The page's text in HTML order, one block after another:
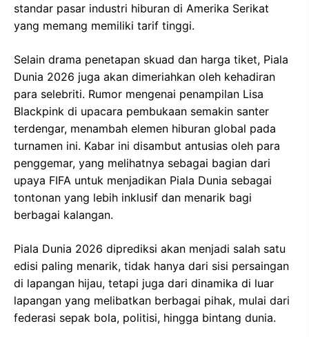
standar pasar industri hiburan di Amerika Serikat
yang memang memiliki tarif tinggi.
Selain drama penetapan skuad dan harga tiket, Piala
Dunia 2026 juga akan dimeriahkan oleh kehadiran
para selebriti. Rumor mengenai penampilan Lisa
Blackpink di upacara pembukaan semakin santer
terdengar, menambah elemen hiburan global pada
turnamen ini. Kabar ini disambut antusias oleh para
penggemar, yang melihatnya sebagai bagian dari
upaya FIFA untuk menjadikan Piala Dunia sebagai
tontonan yang lebih inklusif dan menarik bagi
berbagai kalangan.
Piala Dunia 2026 diprediksi akan menjadi salah satu
edisi paling menarik, tidak hanya dari sisi persaingan
di lapangan hijau, tetapi juga dari dinamika di luar
lapangan yang melibatkan berbagai pihak, mulai dari
federasi sepak bola, politisi, hingga bintang dunia.